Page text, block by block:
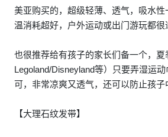
美亚购买的，超级轻薄、透气，吸水
温消耗超好，户外运动或出门游玩都很
也很推荐给有孩子的家长们备一个，
Legoland/Disneyland等）只要弄湿运
可，非常凉爽又透气，还可以防止孩子
【大理石纹发带】